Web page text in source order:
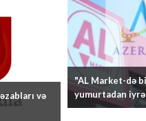
və
"AL Market-də
yumurtadan